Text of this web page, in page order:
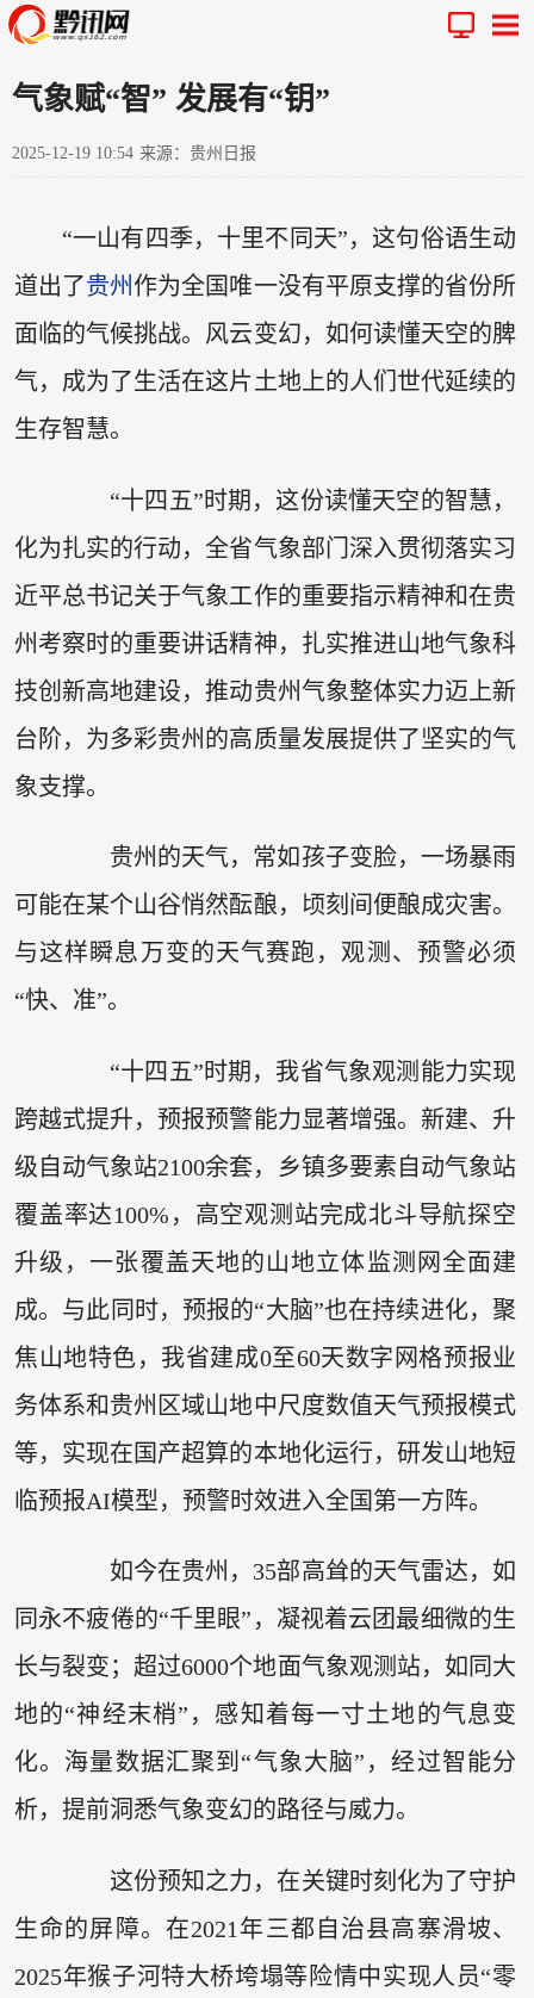
气象赋“智” 发展有“钥”
2025-12-19 10:54 来源：贵州日报
“一山有四季，十里不同天”，这句俗语生动
道出了贵州 作为全国唯一没有平原支撑的省份所
面临的气候挑战。风云变幻，如何读懂天空的脾
气，成为了生活在这片土地上的人们世代延续的
生存智慧。
“十四五”时期，这份读懂天空的智慧，
化为扎实的行动，全省气象部门深入贯彻落实习
近平总书记关于气象工作的重要指示精神和在贵
州考察时的重要讲话精神，扎实推进山地气象科
技创新高地建设，推动贵州气象整体实力迈上新
台阶，为多彩贵州的高质量发展提供了坚实的气
象支撑。
贵州的天气，常如孩子变脸，一场暴雨
可能在某个山谷悄然酝酿，顷刻间便酿成灾害。
与这样瞬息万变的天气赛跑，观测、预警必须
“快、准”。
“十四五”时期，我省气象观测能力实现
跨越式提升，预报预警能力显著增强。新建、升
级自动气象站2100余套，乡镇多要素自动气象站
覆盖率达100%，高空观测站完成北斗导航探空
升级，一张覆盖天地的山地立体监测网全面建
成。与此同时，预报的“大脑”也在持续进化，聚
焦山地特色，我省建成0至60天数字网格预报业
务体系和贵州区域山地中尺度数值天气预报模式
等，实现在国产超算的本地化运行，研发山地短
临预报AI模型，预警时效进入全国第一方阵。
如今在贵州，35部高耸的天气雷达，如
同永不疲倦的“千里眼”，凝视着云团最细微的生
长与裂变；超过6000个地面气象观测站，如同大
地的“神经末梢”，感知着每一寸土地的气息变
化。海量数据汇聚到“气象大脑”，经过智能分
析，提前洞悉气象变幻的路径与威力。
这份预知之力，在关键时刻化为了守护
生命的屏障。在2021年三都自治县高寨滑坡、
2025年猴子河特大桥垮塌等险情中实现人员“零